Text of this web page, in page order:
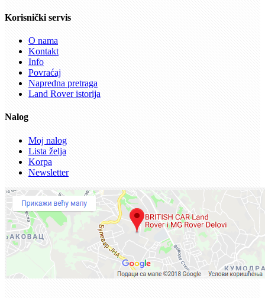
Korisnički servis
O nama
Kontakt
Info
Povraćaj
Napredna pretraga
Land Rover istorija
Nalog
Moj nalog
Lista želja
Korpa
Newsletter